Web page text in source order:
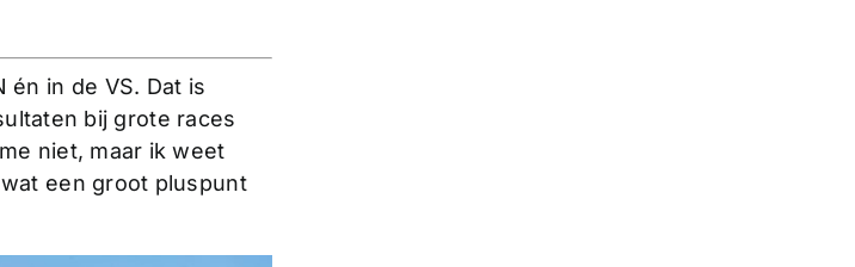
én in de VS. Dat is
bij grote races
niet, maar ik weet
een groot pluspunt